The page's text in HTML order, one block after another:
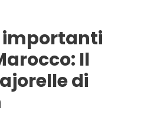
importanti
Il
di